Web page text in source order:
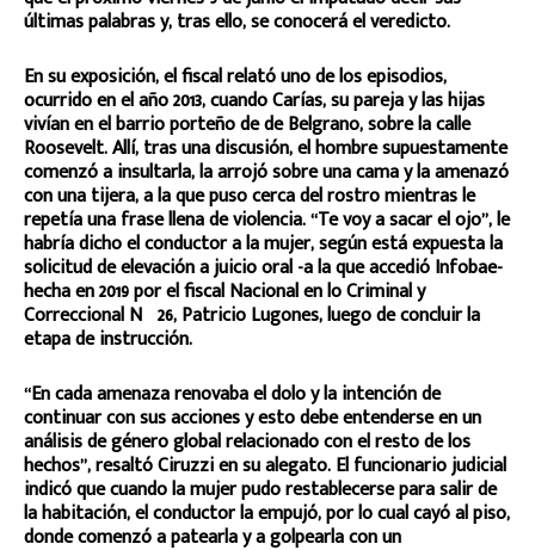
últimas palabras y, tras ello, se conocerá el veredicto.
En su exposición, el fiscal relató uno de los episodios,
ocurrido en el año 2013, cuando Carías, su pareja y las hijas
vivían en el barrio porteño de de Belgrano, sobre la calle
Roosevelt. Allí, tras una discusión, el hombre supuestamente
comenzó a insultarla, la arrojó sobre una cama y la amenazó
con una tijera, a la que puso cerca del rostro mientras le
repetía una frase llena de violencia. “Te voy a sacar el ojo”, le
habría dicho el conductor a la mujer, según está expuesta la
solicitud de elevación a juicio oral -a la que accedió Infobae-
hecha en 2019 por el fiscal Nacional en lo Criminal y
Correccional Nº26, Patricio Lugones, luego de concluir la
etapa de instrucción.
“En cada amenaza renovaba el dolo y la intención de
continuar con sus acciones y esto debe entenderse en un
análisis de género global relacionado con el resto de los
hechos”, resaltó Ciruzzi en su alegato. El funcionario judicial
indicó que cuando la mujer pudo restablecerse para salir de
la habitación, el conductor la empujó, por lo cual cayó al piso,
donde comenzó a patearla y a golpearla con un